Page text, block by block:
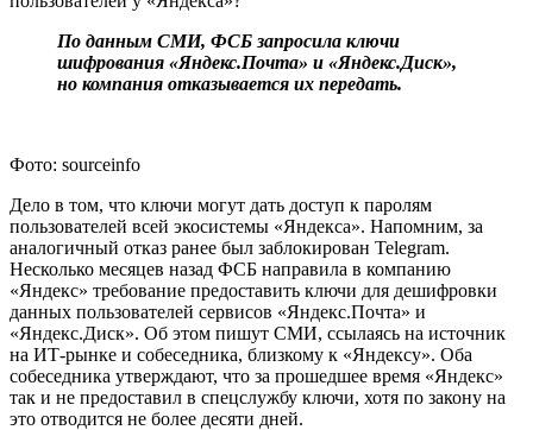
По данным СМИ, ФСБ запросила ключи
шифрования «Яндекс.Почта» и «Яндекс.Диск»,
но компания отказывается их передать.
Фото: sourceinfo
Дело в том, что ключи могут дать доступ к паролям
пользователей всей экосистемы «Яндекса». Напомним, за
аналогичный отказ ранее был заблокирован Telegram.
Несколько месяцев назад ФСБ направила в компанию
«Яндекс» требование предоставить ключи для дешифровки
данных пользователей сервисов «Яндекс.Почта» и
«Яндекс.Диск». Об этом пишут СМИ, ссылаясь на источник
на ИТ-рынке и собеседника, близкому к «Яндексу». Оба
собеседника утверждают, что за прошедшее время «Яндекс»
так и не предоставил в спецслужбу ключи, хотя по закону на
это отводится не более десяти дней.